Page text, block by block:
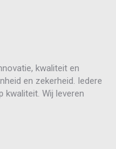
kwaliteit en
en zekerheid. Iedere
Wij leveren